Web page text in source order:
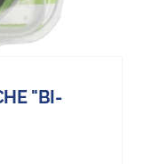
"BI-